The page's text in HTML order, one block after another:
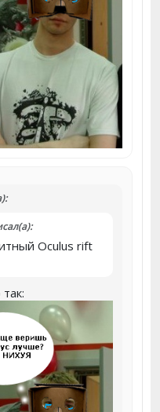
Oculus rift